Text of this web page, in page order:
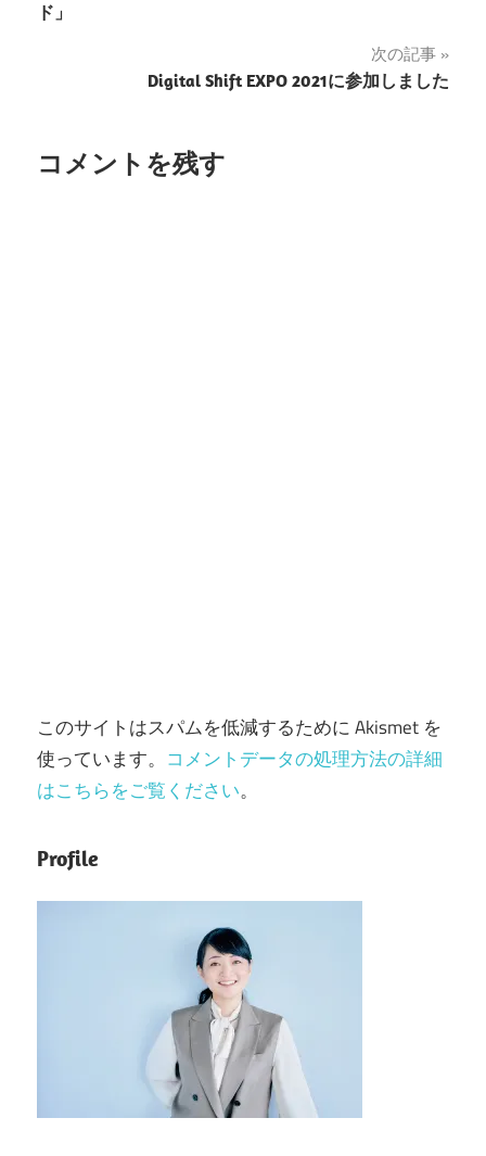
稿
ー
ド」
次の記事
Digital Shift EXPO 2021に参加しました
コメントを残す
このサイトはスパムを低減するために Akismet を
使っています。 コメントデータの処理方法の詳細
はこちらをご覧ください。
Profile